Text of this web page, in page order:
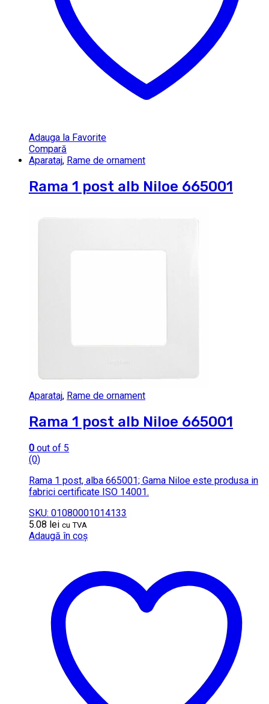
Adauga la Favorite
Compară
Aparataj, Rame de ornament
Rama 1 post alb Niloe 665001
Aparataj, Rame de ornament
Rama 1 post alb Niloe 665001
0 out of 5
(0)
Rama 1 post, alba 665001; Gama Niloe este produsa in
fabrici certificate ISO 14001.
SKU: 01080001014133
5.08 lei cu TVA
Adaugă în coș